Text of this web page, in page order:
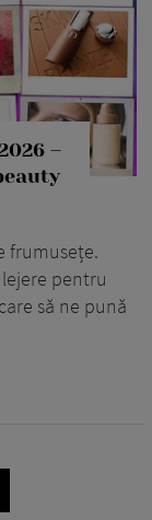
–
frumusețe.
pentru
să ne pună